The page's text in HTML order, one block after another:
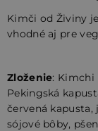
Kimči od Živiny
vhodné aj pre
Zloženie: Kimchi
Pekingská
červená
sójové bôby,